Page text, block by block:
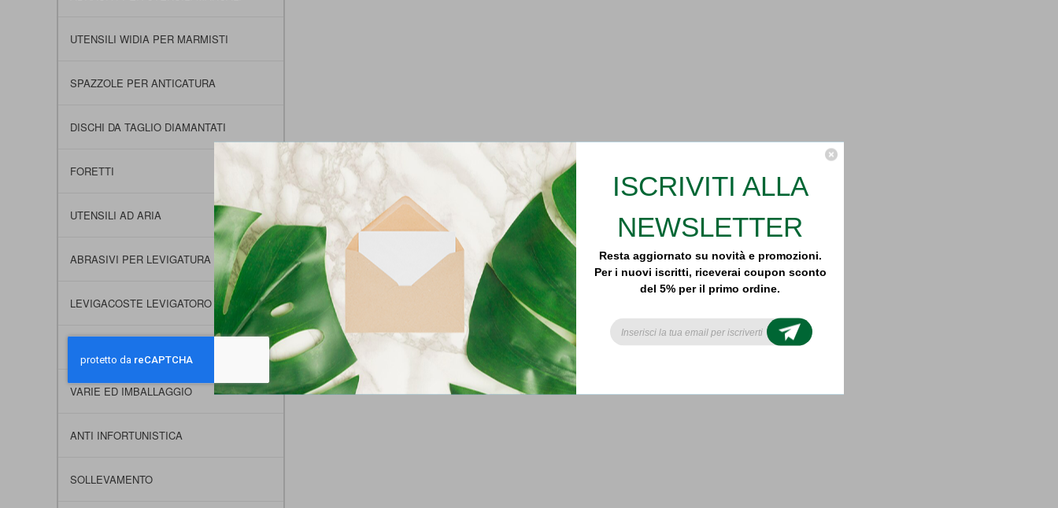
ISCRIVITI ALLA
NEWSLETTER
Resta aggiornato su novità e promozioni.
Per i nuovi iscritti, riceverai coupon sconto
del 5% per il primo ordine.
UTENSILI WIDIA PER MARMISTI
SPAZZOLE PER ANTICATURA
DISCHI DA TAGLIO DIAMANTATI
FORETTI
UTENSILI AD ARIA
ABRASIVI PER LEVIGATURA
LEVIGACOSTE LEVIGATORO SMUSSI
VARIE ED IMBALLAGGIO
ANTI INFORTUNISTICA
SOLLEVAMENTO